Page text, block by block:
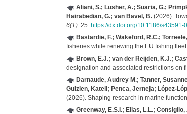
Aliani, S.; Lusher, A.; Suaria, G.;
Hairabedian, G.; van Bavel, B.(2026).
6(1): 25. https://dx.doi.org/10.1186/s43591-
Bastardie, F.; Wakeford, R.C.;
fisheries while renewing the EU fishing
Brown, E.J.; van der Reijden, K.J.;
designation and associated restrictions on
Darnaude, Audrey M.; Tanner,
Guizien, Katell; Penca, Jerneja;
(2026). Shaping research in marine
Greenway, E.S.I.; Elias, L.L.;